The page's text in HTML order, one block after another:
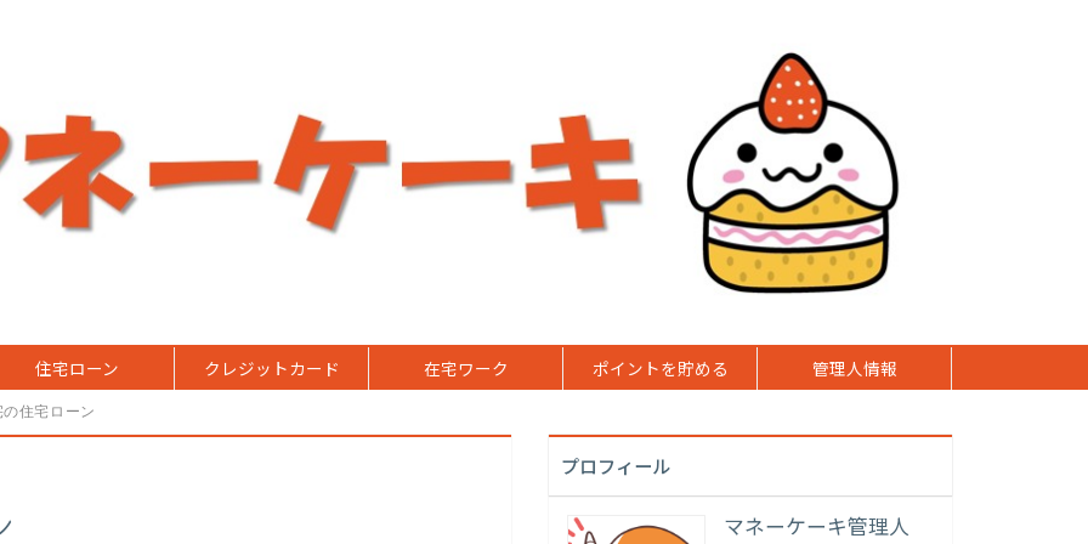
住宅ローン クレジットカード 在宅ワーク ポイントを貯める 管理人情報
住宅ローン
プロフィール
マネーケーキ管理人